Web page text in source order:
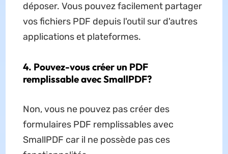
déposer. Vous pouvez facilement partager
vos fichiers PDF depuis l'outil sur d'autres
applications et plateformes.
4. Pouvez-vous créer un PDF
remplissable avec SmallPDF?
Non, vous ne pouvez pas créer des
formulaires PDF remplissables avec
SmallPDF car il ne possède pas ces